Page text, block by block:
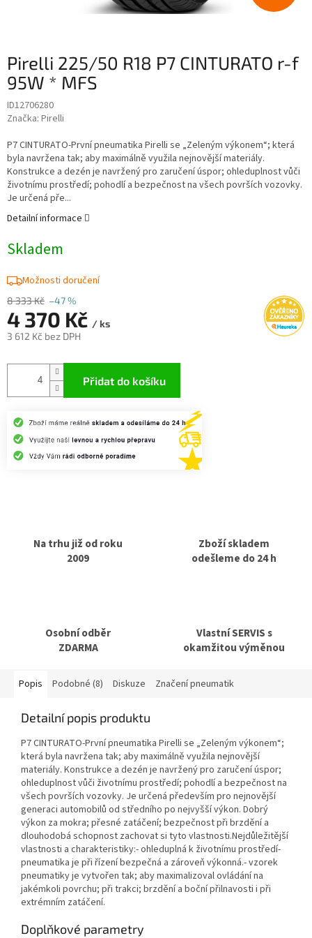
Pirelli 225/50 R18 P7 CINTURATO r-f
95W * MFS
ID12706280
Značka: Pirelli
8 333 Kč –47 %
4 370 Kč / ks
3 612 Kč bez DPH
Skladem
Možnosti doručení
Přidat do košíku
P7 CINTURATO-První pneumatika Pirelli se „Zeleným výkonem“; která
byla navržena tak; aby maximálně využila nejnovější materiály.
Konstrukce a dezén je navržený pro zaručení úspor; ohleduplnost vůči
životnímu prostředí; pohodlí a bezpečnost na všech površích vozovky.
Je určená pře...
Detailní informace
Na trhu již od roku
2009
Zboží skladem
odešleme do 24 h
Osobní odběr
ZDARMA
Vlastní SERVIS s
okamžitou výměnou
Popis Podobné (8) Diskuze Značení pneumatik
Detailní popis produktu
P7 CINTURATO-První pneumatika Pirelli se „Zeleným výkonem“;
která byla navržena tak; aby maximálně využila nejnovější
materiály. Konstrukce a dezén je navržený pro zaručení úspor;
ohleduplnost vůči životnímu prostředí; pohodlí a bezpečnost na
všech površích vozovky. Je určená především pro nejnovější
generaci automobilů od středního po nejvyšší výkon. Dobrý
výkon za mokra; přesné zatáčení; bezpečnost při brzdění a
dlouhodobá schopnost zachovat si tyto vlastnosti.Nejdůležitější
vlastnosti a charakteristiky:- ohleduplná k životnímu prostředí-
pneumatika je při řízení bezpečná a zároveň výkonná.- vzorek
pneumatiky je vytvořen tak; aby maximalizoval ovládání na
jakémkoli povrchu; při trakci; brzdění a boční přilnavosti i při
extrémním zatáčení.
Doplňkové parametry